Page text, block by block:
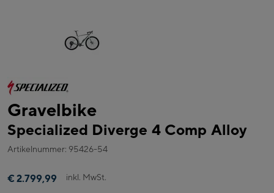
Gravelbike
Specialized Diverge 4 Comp Alloy
Artikelnummer: 95426-54
€ 2.799,99 inkl. MwSt.